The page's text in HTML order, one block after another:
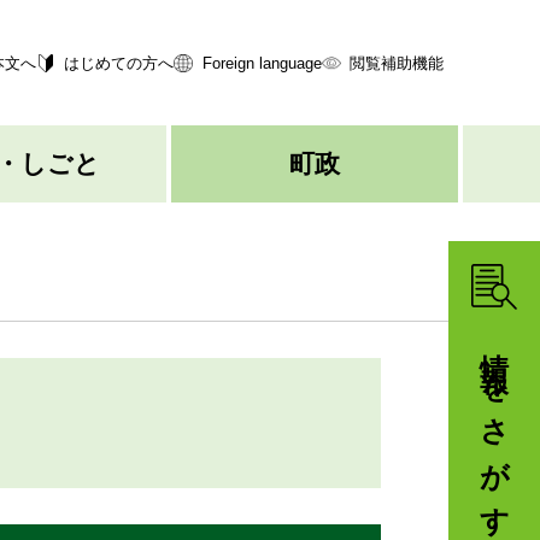
情報をさがす
文へ はじめての方へ Foreign language 閲覧補助機能
しごと 町政